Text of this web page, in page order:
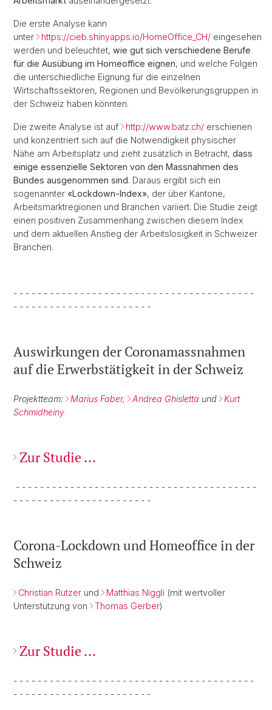
Die erste Analyse kann
unter
https://cieb.shinyapps.io/HomeOffice_CH/ eingesehen
werden und beleuchtet, wie gut sich verschiedene Berufe
für die Ausübung im Homeoffice eignen, und welche Folgen
die unterschiedliche Eignung für die einzelnen
Wirtschaftssektoren, Regionen und Bevölkerungsgruppen in
der Schweiz haben könnten.
Die zweite Analyse ist auf http://www.batz.ch/ erschienen
und konzentriert sich auf die Notwendigkeit physischer
Nähe am Arbeitsplatz und zieht zusätzlich in Betracht, dass
einige essenzielle Sektoren von den Massnahmen des
Bundes ausgenommen sind. Daraus ergibt sich ein
sogenannter «Lockdown-Index», der über Kantone,
Arbeitsmarktregionen und Branchen variiert. Die Studie zeigt
einen positiven Zusammenhang zwischen diesem Index
und dem aktuellen Anstieg der Arbeitslosigkeit in Schweizer
Branchen.
- - - - - - - - - - - - - - - - - - - - - - - - - - - - - - - - - - - - - - - -
- - - - - - - - - - - - - - - - - - - - - - -
Auswirkungen der Coronamassnahmen
auf die Erwerbstätigkeit in der Schweiz
Projektteam: Marius Faber, Andrea Ghisletta und
Kurt
Schmidheiny
Zur Studie ...
- - - - - - - - - - - - - - - - - - - - - - - - - - - - - - - - - - - - - - - -
- - - - - - - - - - - - - - - - - - - - - - -
Corona-Lockdown und Homeoffice in der
Schweiz
Christian Rutzer und Matthias Niggli (mit wertvoller
Unterstützung von
Thomas Gerber)
Zur Studie ...
- - - - - - - - - - - - - - - - - - - - - - - - - - - - - - - - - - - - - - - -
- - - - - - - - - - - - - - - - - - - - - - -